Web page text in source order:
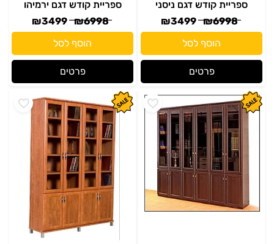
ספריית קודש דגם ניסני
₪6998
₪3499
הוסף לסל
פרטים
ספריית קודש דגם ירמיהו
₪6998
₪3499
הוסף לסל
פרטים